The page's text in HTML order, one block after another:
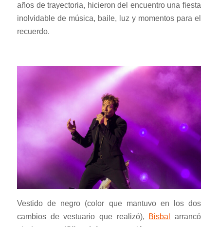
años de trayectoria, hicieron del encuentro una fiesta
inolvidable de música, baile, luz y momentos para el
recuerdo.
Vestido de negro (color que mantuvo en los dos
cambios de vestuario que realizó), Bisbal
arrancó